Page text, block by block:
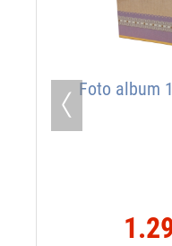
Foto album
Previous